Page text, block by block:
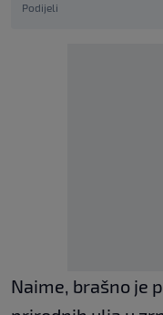
Podijeli
Naime, brašno je